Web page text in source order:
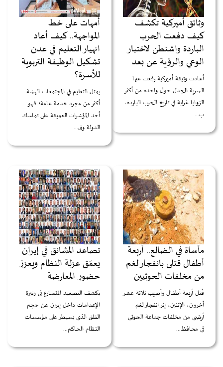
وثائق أميركية تكشف
كيف دفعت الحرب
الباردة واشنطن لاختبار
الوعي والرؤية عن بعد
أعادت وثيقة أميركية رفعت عنها
السرية الجدل حول واحدة من أكثر
الزوايا غرابة في تاريخ الحرب الباردة،
ب...
أمهات على خط
المواجهة.. كيف أعاد
انهيار التعليم في عدن
تشكيل الوظيفة التربوية
للأسرة؟
يمثل التعليم في المجتمعات الهشة
أكثر من مجرد خدمة عامة؛ فهو
أحد المؤشرات العميقة على تماسك
الدولة وق...
مأساة في الضالع.. أربعة
أطفال قتلى بانفجار لغم
من مخلفات الحوثيين
قُتل أربعة أطفال وأصيب ثلاثة عشر
آخرون، الإثنين، إثر انفجار لغم
أرضي من مخلفات جماعة الحوثي
في محافظ...
تصاعد المشانق في إيران
يعمّق عزلة النظام ويعزز
حضور المعارضة
يكشف التصعيد المتسارع في وتيرة
الإعدامات داخل إيران عن حجم
القلق الذي يسيطر على مؤسسات
النظام الحاكم...